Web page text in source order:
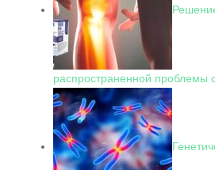
распространенной проблемы